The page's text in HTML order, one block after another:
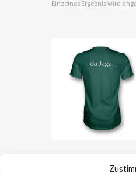
Einzelnes Ergebnis wird
Jaga“